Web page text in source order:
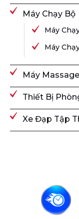
Máy Chạy Bộ
Máy
Máy
Máy Massage
Thiết Bị
Xe Đạp Tập